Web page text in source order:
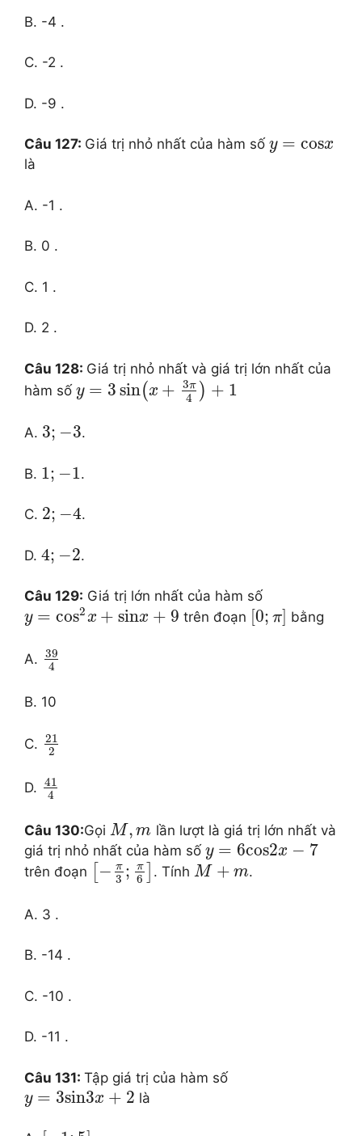
B. -4 .
C. -2 .
D. -9 .
Câu 127: Giá trị nhỏ nhất của hàm số y = cosx
là
A. -1 .
B. 0 .
C. 1 .
D. 2 .
Câu 128: Giá trị nhỏ nhất và giá trị lớn nhất của
hàm số y = 3 sin(x + 3π
4 ) + 1
A. 3; −3.
B. 1; −1.
C. 2; −4.
D. 4; −2.
Câu 129: Giá trị lớn nhất của hàm số
y = cos2x + sinx + 9 trên đoạn [0; π] bằng
A. 39
4
B. 10
C. 21
2
D. 41
4
Câu 130:Gọi M, m lần lượt là giá trị lớn nhất và
giá trị nhỏ nhất của hàm số y = 6cos2x − 7
trên đoạn − π
3 ; π
6 . Tính M + m.
A. 3 .
B. -14 .
C. -10 .
D. -11 .
Câu 131: Tập giá trị của hàm số
y = 3sin3x + 2 là